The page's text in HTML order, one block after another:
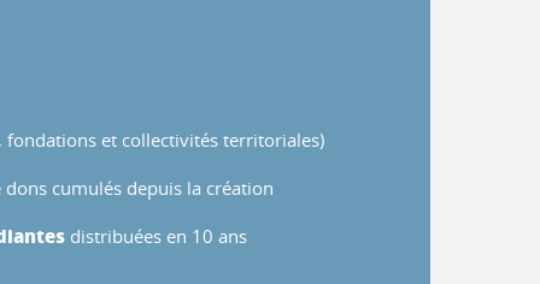
fondations et collectivités territoriales)
dons cumulés depuis la création
distribuées en 10 ans